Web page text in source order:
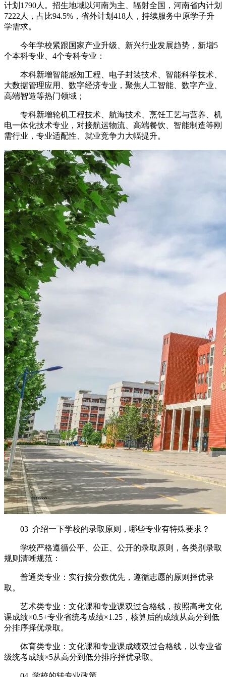
计划1790人。招生地域以河南为主、辐射全国，河南省内计划
7222人，占比94.5%，省外计划418人，持续服务中原学子升
学需求。
今年学校紧跟国家产业升级、新兴行业发展趋势，新增5
个本科专业、4个专科专业：
本科新增智能感知工程、电子封装技术、智能科学技术、
大数据管理应用、数字经济专业，聚焦人工智能、数字产业、
高端智造等热门领域；
专科新增轮机工程技术、航海技术、烹饪工艺与营养、机
电一体化技术专业，对接航运物流、高端餐饮、智能制造等刚
需行业，专业适配性、就业竞争力大幅提升。
03 介绍一下学校的录取原则，哪些专业有特殊要求？
学校严格遵循公平、公正、公开的录取原则，各类别录取
规则清晰规范：
普通类专业：实行按分数优先，遵循志愿的原则择优录
取。
艺术类专业：文化课和专业课双过合格线，按照高考文化
课成绩×0.5+专业省统考成绩×1.25，核算后的成绩从高分到低
分排序择优录取。
体育类专业：文化课和专业课成绩双过合格线，以专业省
级统考成绩×5从高分到低分排序择优录取。